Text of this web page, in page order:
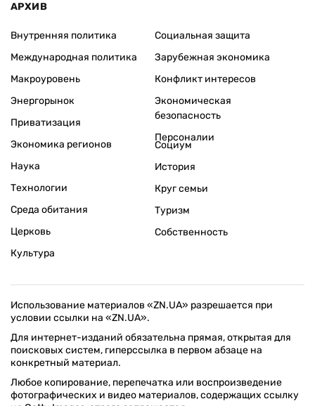
АРХИВ
Внутренняя политика
Международная политика
Макроуровень
Энергорынок
Приватизация
Экономика регионов
Социальная защита
Зарубежная экономика
Конфликт интересов
Экономическая
безопасность
Персоналии
Наука
Технологии
Среда обитания
Церковь
Культура
Социум
История
Круг семьи
Туризм
Собственность
Использование материалов «ZN.UA» разрешается при
условии ссылки на «ZN.UA».
Для интернет-изданий обязательна прямая, открытая для
поисковых систем, гиперссылка в первом абзаце на
конкретный материал.
Любое копирование, перепечатка или воспроизведение
фотографических и видео материалов, содержащих ссылку